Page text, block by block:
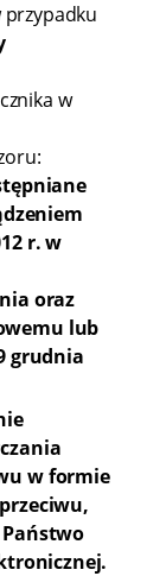
przypadku
w
r. w
oraz
lub
grudnia
w formie